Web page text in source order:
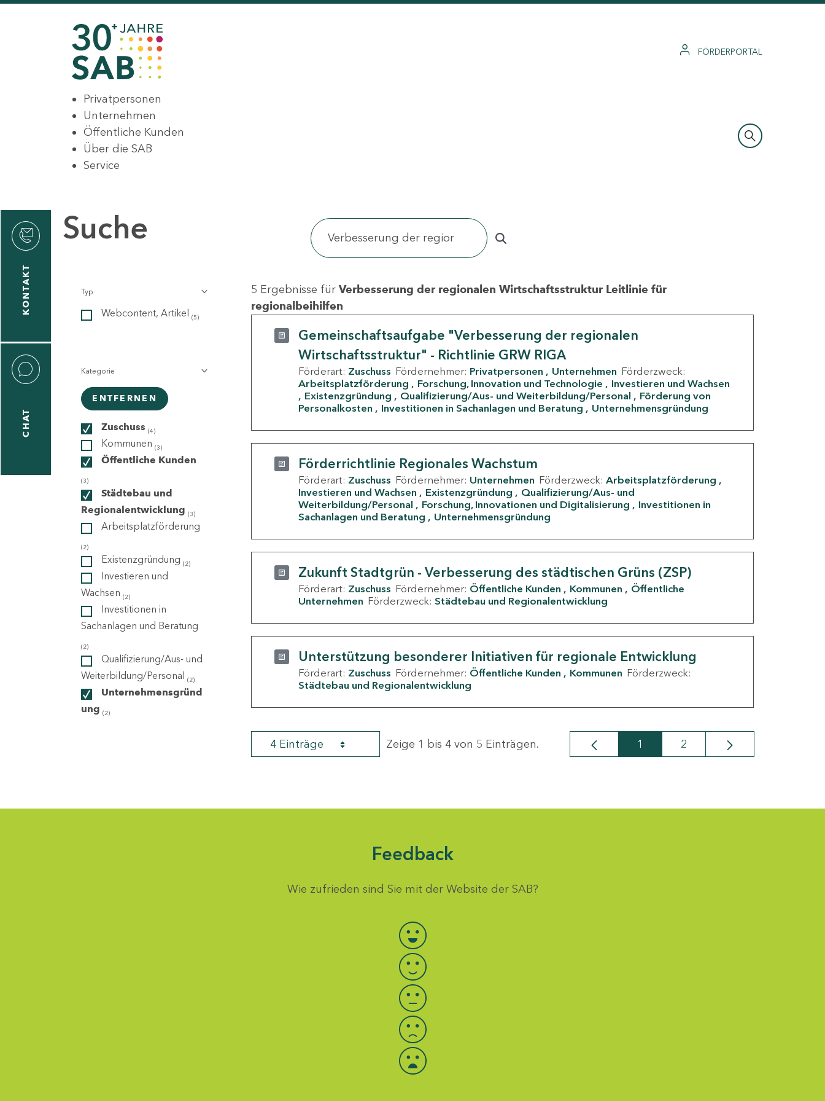
FÖRDERPORTAL
Privatpersonen
Unternehmen
Öffentliche Kunden
Über die SAB
Service
KONTAKT
CHAT
Suche
Typ
Webcontent, Artikel (5)
Kategorie
ENTFERNEN
Zuschuss (4)
Kommunen (3)
Öffentliche Kunden
(3)
Städtebau und
Regionalentwicklung (3)
Arbeitsplatzförderung
(2)
Existenzgründung (2)
Investieren und
Wachsen (2)
Investitionen in
Sachanlagen und Beratung
(2)
Qualifizierung/Aus- und
Weiterbildung/Personal (2)
Unternehmensgründ
ung (2)
5 Ergebnisse für Verbesserung der regionalen Wirtschaftsstruktur Leitlinie für
regionalbeihilfen
Gemeinschaftsaufgabe "Verbesserung der regionalen
Wirtschaftsstruktur" - Richtlinie GRW RIGA
Förderart: Zuschuss Fördernehmer: Privatpersonen Unternehmen Förderzweck:
Arbeitsplatzförderung
Forschung, Innovation und Technologie
Investieren und Wachsen
Existenzgründung
Qualifizierung/Aus- und Weiterbildung/Personal
Förderung von
Personalkosten
Investitionen in Sachanlagen und Beratung Unternehmensgründung
Förderrichtlinie Regionales Wachstum
Förderart: Zuschuss Fördernehmer: Unternehmen Förderzweck: Arbeitsplatzförderung
Investieren und Wachsen
Existenzgründung
Qualifizierung/Aus- und
Weiterbildung/Personal
Forschung, Innovationen und Digitalisierung
Investitionen in
Sachanlagen und Beratung
Unternehmensgründung
Zukunft Stadtgrün - Verbesserung des städtischen Grüns (ZSP)
Förderart: Zuschuss Fördernehmer: Öffentliche Kunden Kommunen
Öffentliche
Unternehmen Förderzweck: Städtebau und Regionalentwicklung
Unterstützung besonderer Initiativen für regionale Entwicklung
Förderart: Zuschuss Fördernehmer: Öffentliche Kunden Kommunen Förderzweck:
Städtebau und Regionalentwicklung
4 Einträge Zeige 1 bis 4 von 5 Einträgen. Seite
1 Seite
2
Feedback
Wie zufrieden sind Sie mit der Website der SAB?
Bewertung auswählen